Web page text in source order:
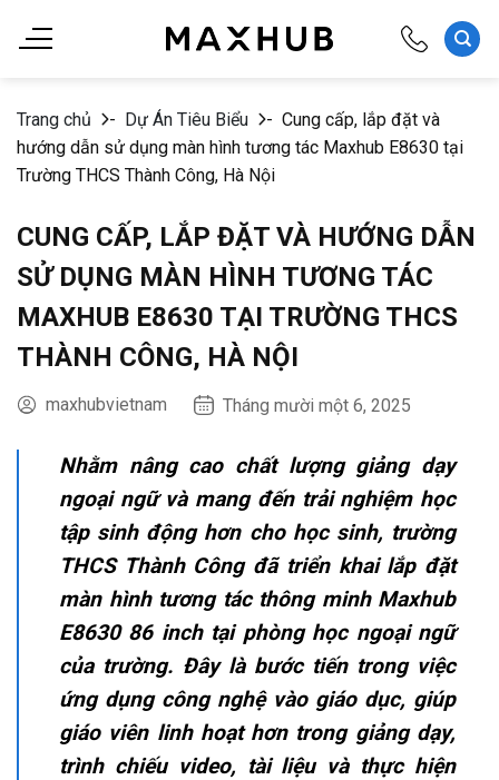
đến
Trang chủ
- Dự Án Tiêu Biểu - Cung cấp, lắp đặt và
hướng dẫn sử dụng màn hình tương tác Maxhub E8630 tại
Trường THCS Thành Công, Hà Nội
CUNG CẤP, LẮP ĐẶT VÀ HƯỚNG DẪN
SỬ DỤNG MÀN HÌNH TƯƠNG TÁC
MAXHUB E8630 TẠI TRƯỜNG THCS
THÀNH CÔNG, HÀ NỘI
maxhubvietnam Tháng mười một 6, 2025
Nhằm nâng cao chất lượng giảng dạy
ngoại ngữ và mang đến trải nghiệm học
tập sinh động hơn cho học sinh, trường
THCS Thành Công đã triển khai lắp đặt
màn hình tương tác thông minh Maxhub
E8630 86 inch tại phòng học ngoại ngữ
của trường. Đây là bước tiến trong việc
ứng dụng công nghệ vào giáo dục, giúp
giáo viên linh hoạt hơn trong giảng dạy,
trình chiếu video, tài liệu và thực hiện